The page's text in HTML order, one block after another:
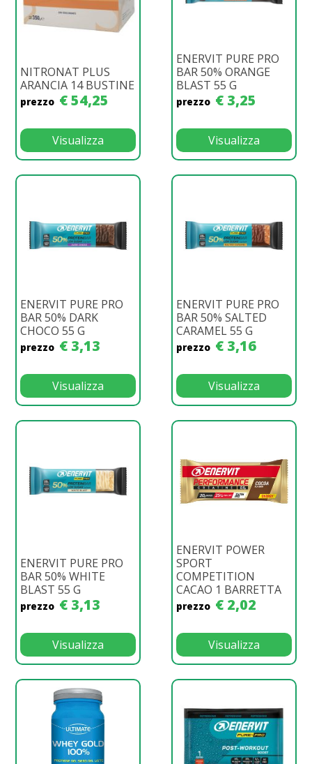
NITRONAT PLUS
ARANCIA 14 BUSTINE
prezzo € 54,25
Visualizza
ENERVIT PURE PRO
BAR 50% ORANGE
BLAST 55 G
prezzo € 3,25
Visualizza
ENERVIT PURE PRO
BAR 50% DARK
CHOCO 55 G
prezzo € 3,13
Visualizza
ENERVIT PURE PRO
BAR 50% SALTED
CARAMEL 55 G
prezzo € 3,16
Visualizza
ENERVIT PURE PRO
BAR 50% WHITE
BLAST 55 G
prezzo € 3,13
Visualizza
ENERVIT POWER
SPORT
COMPETITION
CACAO 1 BARRETTA
prezzo € 2,02
Visualizza